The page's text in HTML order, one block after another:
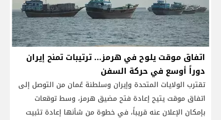
اتفاق موقت يلوح في هرمز... ترتيبات تمنح إيران
دوراً أوسع في حركة السفن
تقترب الولايات المتحدة وإيران وسلطنة عُمان من التوصل إلى
اتفاق موقت يتيح إعادة فتح مضيق هرمز، وسط توقعات
بإمكان الإعلان عنه قريباً، في خطوة من شأنها إعادة تثبيت